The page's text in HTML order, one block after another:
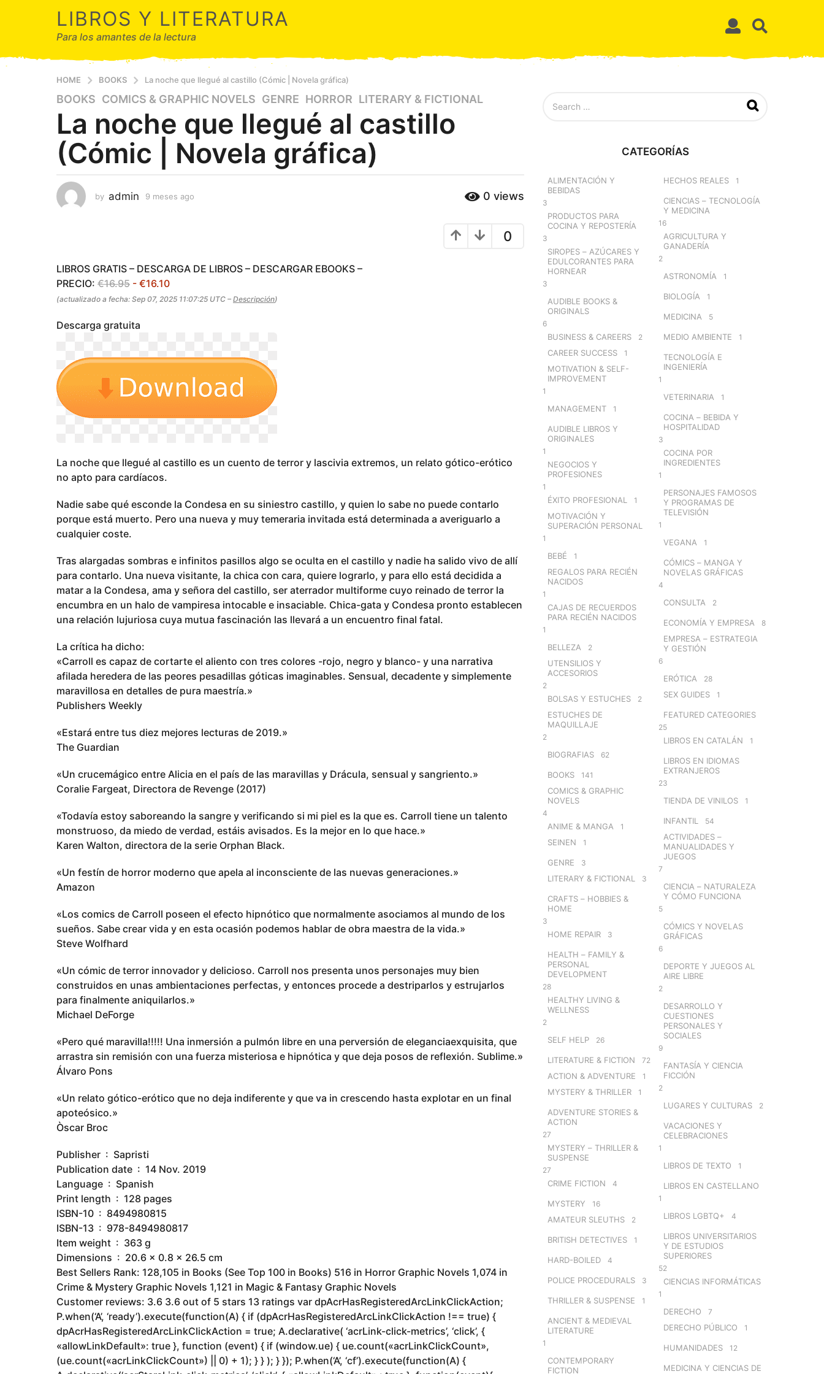
LIBROS Y LITERATURA
Para los amantes de la lectura
HOME BOOKS La noche que llegué al castillo (Cómic | Novela gráfica)
9
m
s
e
a
g
s
e
s
a
BOOKS ,COMICS & GRAPHIC NOVELS ,GENRE ,HORROR ,LITERARY & FICTIONAL
La noche que llegué al castillo
(Cómic | Novela gráfica)
by admin 9 meses ago
a
0 views
0
LIBROS GRATIS – DESCARGA DE LIBROS – DESCARGAR EBOOKS –
PRECIO: €16.95 - €16.10
(actualizado a fecha: Sep 07, 2025 11:07:25 UTC – Descripción)
Descarga gratuita
La noche que llegué al castillo es un cuento de terror y lascivia extremos, un relato gótico-erótico
no apto para cardíacos.
Nadie sabe qué esconde la Condesa en su siniestro castillo, y quien lo sabe no puede contarlo
porque está muerto. Pero una nueva y muy temeraria invitada está determinada a averiguarlo a
cualquier coste.
Tras alargadas sombras e infinitos pasillos algo se oculta en el castillo y nadie ha salido vivo de allí
para contarlo. Una nueva visitante, la chica con cara, quiere lograrlo, y para ello está decidida a
matar a la Condesa, ama y señora del castillo, ser aterrador multiforme cuyo reinado de terror la
encumbra en un halo de vampiresa intocable e insaciable. Chica-gata y Condesa pronto establecen
una relación lujuriosa cuya mutua fascinación las llevará a un encuentro final fatal.
La crítica ha dicho:
«Carroll es capaz de cortarte el aliento con tres colores -rojo, negro y blanco- y una narrativa
afilada heredera de las peores pesadillas góticas imaginables. Sensual, decadente y simplemente
maravillosa en detalles de pura maestría.»
Publishers Weekly
«Estará entre tus diez mejores lecturas de 2019.»
The Guardian
«Un crucemágico entre Alicia en el país de las maravillas y Drácula, sensual y sangriento.»
Coralie Fargeat, Directora de Revenge (2017)
«Todavía estoy saboreando la sangre y verificando si mi piel es la que es. Carroll tiene un talento
monstruoso, da miedo de verdad, estáis avisados. Es la mejor en lo que hace.»
Karen Walton, directora de la serie Orphan Black.
«Un festín de horror moderno que apela al inconsciente de las nuevas generaciones.»
Amazon
«Los comics de Carroll poseen el efecto hipnótico que normalmente asociamos al mundo de los
sueños. Sabe crear vida y en esta ocasión podemos hablar de obra maestra de la vida.»
Steve Wolfhard
«Un cómic de terror innovador y delicioso. Carroll nos presenta unos personajes muy bien
construidos en unas ambientaciones perfectas, y entonces procede a destriparlos y estrujarlos
para finalmente aniquilarlos.»
Michael DeForge
«Pero qué maravilla!!!!! Una inmersión a pulmón libre en una perversión de eleganciaexquisita, que
arrastra sin remisión con una fuerza misteriosa e hipnótica y que deja posos de reflexión. Sublime.»
Álvaro Pons
«Un relato gótico-erótico que no deja indiferente y que va in crescendo hasta explotar en un final
apoteósico.»
Òscar Broc
Publisher ‏ : ‎ Sapristi
Publication date ‏ : ‎ 14 Nov. 2019
Language ‏ : ‎ Spanish
Print length ‏ : ‎ 128 pages
ISBN-10 ‏ : ‎ 8494980815
ISBN-13 ‏ : ‎ 978-8494980817
Item weight ‏ : ‎ 363 g
Dimensions ‏ : ‎ 20.6 x 0.8 x 26.5 cm
Best Sellers Rank: 128,105 in Books (See Top 100 in Books) 516 in Horror Graphic Novels 1,074 in
Crime & Mystery Graphic Novels 1,121 in Magic & Fantasy Graphic Novels
Customer reviews: 3.6 3.6 out of 5 stars 13 ratings var dpAcrHasRegisteredArcLinkClickAction;
P.when(‘A’, ‘ready’).execute(function(A) { if (dpAcrHasRegisteredArcLinkClickAction !== true) {
dpAcrHasRegisteredArcLinkClickAction = true; A.declarative( ‘acrLink-click-metrics’, ‘click’, {
«allowLinkDefault»: true }, function (event) { if (window.ue) { ue.count(«acrLinkClickCount»,
(ue.count(«acrLinkClickCount») || 0) + 1); } } ); } }); P.when(‘A’, ‘cf’).execute(function(A) {
:
CATEGORÍAS
ALIMENTACIÓN Y
BEBIDAS
3
PRODUCTOS PARA
COCINA Y REPOSTERÍA
3
SIROPES – AZÚCARES Y
EDULCORANTES PARA
HORNEAR
3
AUDIBLE BOOKS &
ORIGINALS
6
BUSINESS & CAREERS 2
CAREER SUCCESS 1
MOTIVATION & SELF-
IMPROVEMENT
1
MANAGEMENT 1
AUDIBLE LIBROS Y
ORIGINALES
1
NEGOCIOS Y
PROFESIONES
1
ÉXITO PROFESIONAL 1
MOTIVACIÓN Y
SUPERACIÓN PERSONAL
1
BEBÉ 1
REGALOS PARA RECIÉN
NACIDOS
1
CAJAS DE RECUERDOS
PARA RECIÉN NACIDOS
1
BELLEZA 2
UTENSILIOS Y
ACCESORIOS
2
BOLSAS Y ESTUCHES 2
ESTUCHES DE
MAQUILLAJE
2
BIOGRAFIAS 62
BOOKS 141
COMICS & GRAPHIC
NOVELS
4
ANIME & MANGA 1
SEINEN 1
GENRE 3
LITERARY & FICTIONAL 3
CRAFTS – HOBBIES &
HOME
3
HOME REPAIR 3
HEALTH – FAMILY &
PERSONAL
DEVELOPMENT
28
HEALTHY LIVING &
WELLNESS
2
SELF HELP 26
LITERATURE & FICTION 72
ACTION & ADVENTURE 1
MYSTERY & THRILLER 1
ADVENTURE STORIES &
ACTION
27
MYSTERY – THRILLER &
SUSPENSE
27
CRIME FICTION 4
MYSTERY 16
AMATEUR SLEUTHS 2
BRITISH DETECTIVES 1
HARD-BOILED 4
POLICE PROCEDURALS 3
THRILLER & SUSPENSE 1
ANCIENT & MEDIEVAL
LITERATURE
1
CONTEMPORARY
FICTION
HECHOS REALES 1
CIENCIAS – TECNOLOGÍA
Y MEDICINA
16
AGRICULTURA Y
GANADERÍA
2
ASTRONOMÍA 1
BIOLOGÍA 1
MEDICINA 5
MEDIO AMBIENTE 1
TECNOLOGÍA E
INGENIERÍA
1
VETERINARIA 1
COCINA – BEBIDA Y
HOSPITALIDAD
3
COCINA POR
INGREDIENTES
1
PERSONAJES FAMOSOS
Y PROGRAMAS DE
TELEVISIÓN
1
VEGANA 1
CÓMICS – MANGA Y
NOVELAS GRÁFICAS
4
CONSULTA 2
ECONOMÍA Y EMPRESA 8
EMPRESA – ESTRATEGIA
Y GESTIÓN
6
ERÓTICA 28
SEX GUIDES 1
FEATURED CATEGORIES
25
LIBROS EN CATALÁN 1
LIBROS EN IDIOMAS
EXTRANJEROS
23
TIENDA DE VINILOS 1
INFANTIL 54
ACTIVIDADES –
MANUALIDADES Y
JUEGOS
7
CIENCIA – NATURALEZA
Y CÓMO FUNCIONA
5
CÓMICS Y NOVELAS
GRÁFICAS
6
DEPORTE Y JUEGOS AL
AIRE LIBRE
2
DESARROLLO Y
CUESTIONES
PERSONALES Y
SOCIALES
9
FANTASÍA Y CIENCIA
FICCIÓN
2
LUGARES Y CULTURAS 2
VACACIONES Y
CELEBRACIONES
1
LIBROS DE TEXTO 1
LIBROS EN CASTELLANO
1
LIBROS LGBTQ+ 4
LIBROS UNIVERSITARIOS
Y DE ESTUDIOS
SUPERIORES
52
CIENCIAS INFORMÁTICAS
1
DERECHO 7
DERECHO PÚBLICO 1
HUMANIDADES 12
MEDICINA Y CIENCIAS DE